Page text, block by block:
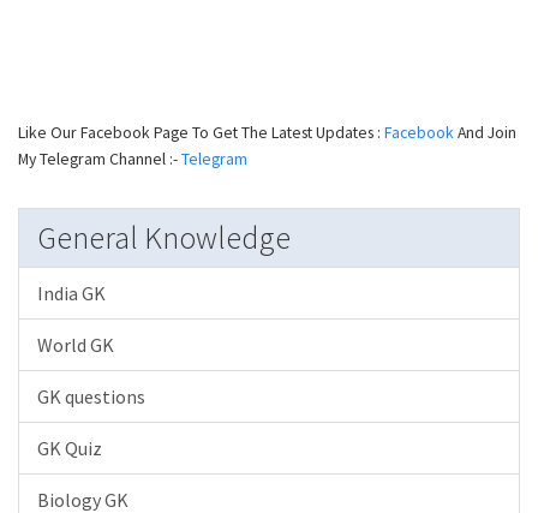
Like Our Facebook Page To Get The Latest Updates : Facebook And Join
My Telegram Channel :-Telegram
General Knowledge
India GK
World GK
GK questions
GK Quiz
Biology GK